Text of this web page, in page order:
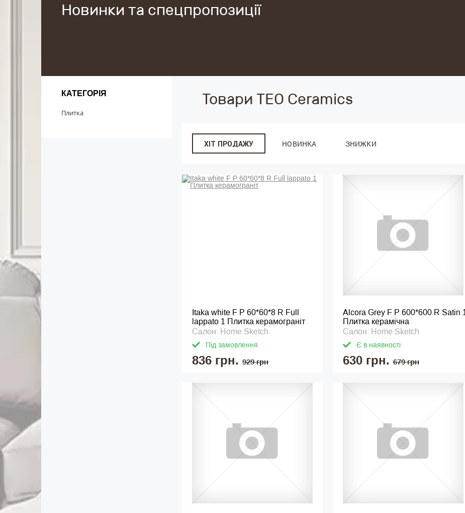
Новинки та спецпропозиції
КАТЕГОРІЯ
Плитка
Товари TEO Ceramics
ХІТ ПРОДАЖУ НОВИНКА ЗНИЖКИ
Itaka white F P 60*60*8 R Full
lappato 1 Плитка керамограніт
Салон: Home Sketch
Під замовлення
836 грн. 929 грн
Alcora Grey F P 600*600 R Satin 1
Плитка керамічна
Салон: Home Sketch
Є в наявності
630 грн. 679 грн